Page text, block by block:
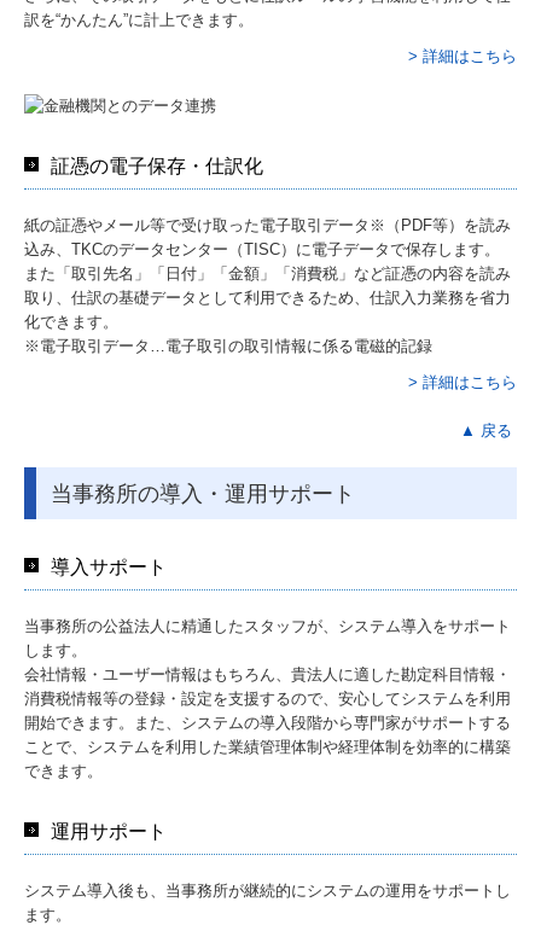
訳を“かんたん”に計上できます。
> 詳細はこちら
証憑の電子保存・仕訳化
紙の証憑やメール等で受け取った電子取引データ※（PDF等）を読み
込み、TKCのデータセンター（TISC）に電子データで保存します。
また「取引先名」「日付」「金額」「消費税」など証憑の内容を読み
取り、仕訳の基礎データとして利用できるため、仕訳入力業務を省力
化できます。
※電子取引データ…電子取引の取引情報に係る電磁的記録
> 詳細はこちら
▲ 戻る
当事務所の導入・運用サポート
導入サポート
当事務所の公益法人に精通したスタッフが、システム導入をサポート
します。
会社情報・ユーザー情報はもちろん、貴法人に適した勘定科目情報・
消費税情報等の登録・設定を支援するので、安心してシステムを利用
開始できます。また、システムの導入段階から専門家がサポートする
ことで、システムを利用した業績管理体制や経理体制を効率的に構築
できます。
運用サポート
システム導入後も、当事務所が継続的にシステムの運用をサポートし
ます。